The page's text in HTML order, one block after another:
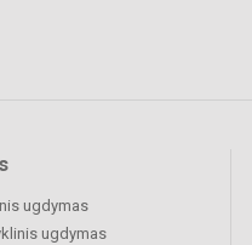
ugdymas
ugdymas